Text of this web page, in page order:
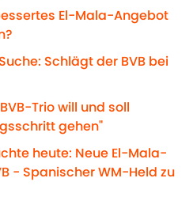
El-Mala-Angebot
Schlägt der BVB bei
Trio will und soll
gehen"
heute: Neue El-Mala-
- Spanischer WM-Held zu